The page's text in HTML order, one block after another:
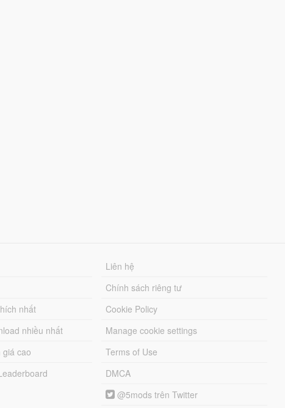
nhất
nhiều nhất
cao
Liên hệ
Chính sách riêng tư
Cookie Policy
Manage cookie settings
Terms of Use
DMCA
@5mods trên Twitter